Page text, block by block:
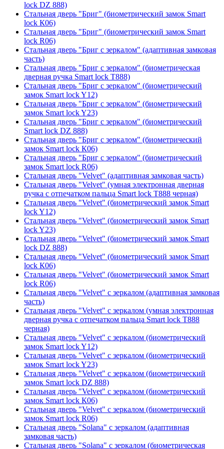
lock DZ 888)
Стальная дверь "Бриг" (биометрический замок Smart
lock К06)
Стальная дверь "Бриг" (биометрический замок Smart
lock R06)
Стальная дверь "Бриг с зеркалом" (адаптивная замковая
часть)
Стальная дверь "Бриг с зеркалом" (биометрическая
дверная ручка Smart lock T888)
Стальная дверь "Бриг с зеркалом" (биометрический
замок Smart lock Y12)
Стальная дверь "Бриг с зеркалом" (биометрический
замок Smart lock Y23)
Стальная дверь "Бриг с зеркалом" (биометрический
Smart lock DZ 888)
Стальная дверь "Бриг с зеркалом" (биометрический
замок Smart lock К06)
Стальная дверь "Бриг с зеркалом" (биометрический
замок Smart lock R06)
Стальная дверь "Velvet" (адаптивная замковая часть)
Стальная дверь "Velvet" (умная электронная дверная
ручка с отпечатком пальца Smart lock T888 черная)
Стальная дверь "Velvet" (биометрический замок Smart
lock Y12)
Стальная дверь "Velvet" (биометрический замок Smart
lock Y23)
Стальная дверь "Velvet" (биометрический замок Smart
lock DZ 888)
Стальная дверь "Velvet" (биометрический замок Smart
lock К06)
Стальная дверь "Velvet" (биометрический замок Smart
lock R06)
Стальная дверь "Velvet" с зеркалом (адаптивная замковая
часть)
Стальная дверь "Velvet" с зеркалом (умная электронная
дверная ручка с отпечатком пальца Smart lock T888
черная)
Стальная дверь "Velvet" с зеркалом (биометрический
замок Smart lock Y12)
Стальная дверь "Velvet" с зеркалом (биометрический
замок Smart lock Y23)
Стальная дверь "Velvet" с зеркалом (биометрический
замок Smart lock DZ 888)
Стальная дверь "Velvet" с зеркалом (биометрический
замок Smart lock К06)
Стальная дверь "Velvet" с зеркалом (биометрический
замок Smart lock R06)
Стальная дверь "Solana" с зеркалом (адаптивная
замковая часть)
Стальная дверь "Solana" с зеркалом (биометрическая